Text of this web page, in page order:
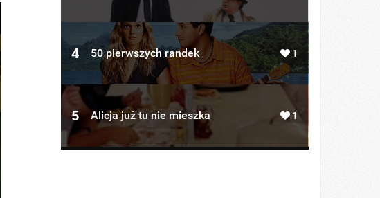
4 50 pierwszych randek 1
5 Alicja już tu nie mieszka 1